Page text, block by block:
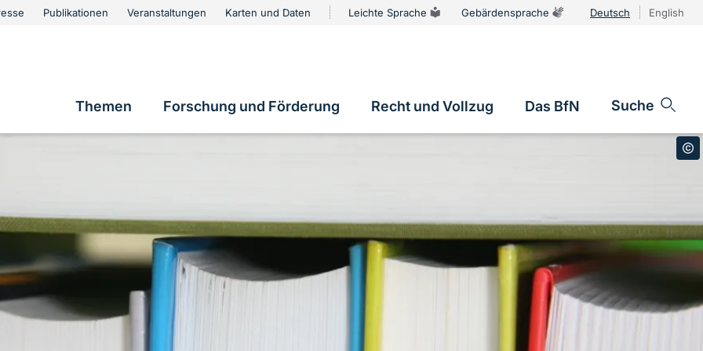
Publikationen Veranstaltungen Karten und Daten Leichte Sprache Gebärdensprache Deutsch English
Hauptnavigation
Themen Forschung und Förderung Recht und Vollzug Das BfN Suche